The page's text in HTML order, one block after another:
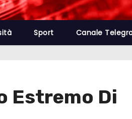
Sport Canale
Estremo Di